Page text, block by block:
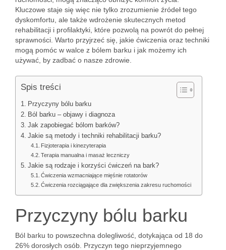
Kluczowe staje się więc nie tylko zrozumienie źródeł tego
dyskomfortu, ale także wdrożenie skutecznych metod
rehabilitacji i profilaktyki, które pozwolą na powrót do pełnej
sprawności. Warto przyjrzeć się, jakie ćwiczenia oraz techniki
mogą pomóc w walce z bólem barku i jak możemy ich
używać, by zadbać o nasze zdrowie.
Spis treści
Przyczyny bólu barku
Ból barku – objawy i diagnoza
Jak zapobiegać bólom barków?
Jakie są metody i techniki rehabilitacji barku?
Fizjoterapia i kinezyterapia
Terapia manualna i masaż leczniczy
Jakie są rodzaje i korzyści ćwiczeń na bark?
Ćwiczenia wzmacniające mięśnie rotatorów
Ćwiczenia rozciągające dla zwiększenia zakresu ruchomości
Przyczyny bólu barku
Ból barku to powszechna dolegliwość, dotykająca od 18 do
26% dorosłych osób. Przyczyn tego nieprzyjemnego